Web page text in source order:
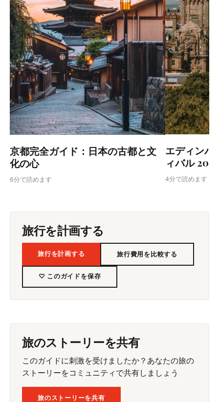
京都完全ガイド：日本の古都と文
化の心
6分で読めます
エディンバ
ィバル
4分で読めます
旅行を計画する
旅行を計画する 旅行費用を比較する
♡ このガイドを保存
旅のストーリーを共有
このガイドに刺激を受けましたか？あなたの旅の
ストーリーをコミュニティで共有しましょう
旅のストーリーを共有